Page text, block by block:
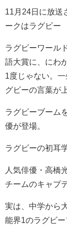
11月24日に放送
ークはラグビー
ラグビーワール
語大賞に、にわ
1度じゃない。
グビーの言葉が
ラグビーブーム
優が登場。
ラグビーの初耳
人気俳優・高橋
チームのキャプ
実は、中学から
能界1のラグビー